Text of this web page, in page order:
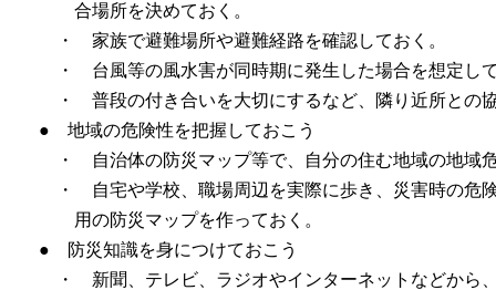
合場所を決めておく。
・ 家族で避難場所や避難経路を確認しておく。
・ 台風等の風水害が同時期に発生した場合を想定し
・ 普段の付き合いを大切にするなど、隣り近所との
● 地域の危険性を把握しておこう
・ 自治体の防災マップ等で、自分の住む地域の地域
・ 自宅や学校、職場周辺を実際に歩き、災害時の危
用の防災マップを作っておく。
● 防災知識を身につけておこう
・ 新聞、テレビ、ラジオやインターネットなどから